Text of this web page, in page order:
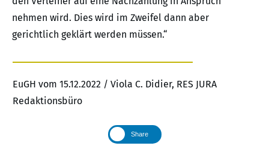
nehmen wird. Dies wird im Zweifel dann aber
gerichtlich geklärt werden müssen.“
EuGH vom 15.12.2022 / Viola C. Didier, RES JURA
Redaktionsbüro
Share